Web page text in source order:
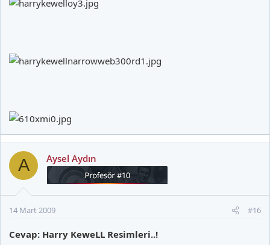
A Aysel Aydın
14 Mart 2009 #16
Cevap: Harry KeweLL Resimleri..!